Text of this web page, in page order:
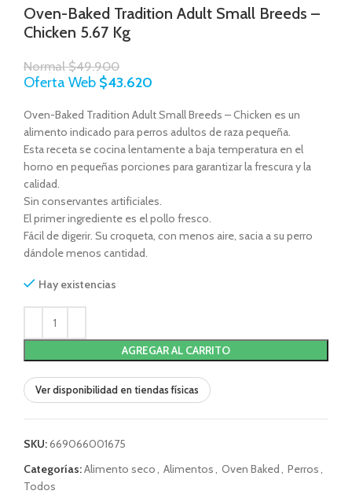
Oven-Baked Tradition Adult Small Breeds –
Chicken 5.67 Kg
Normal$49.900
Oferta Web $43.620
Oven-Baked Tradition Adult Small Breeds – Chicken es un
alimento indicado para perros adultos de raza pequeña.
Esta receta se cocina lentamente a baja temperatura en el
horno en pequeñas porciones para garantizar la frescura y la
calidad.
Sin conservantes artificiales.
El primer ingrediente es el pollo fresco.
Fácil de digerir. Su croqueta, con menos aire, sacia a su perro
dándole menos cantidad.
Hay existencias
AGREGAR AL CARRITO
Ver disponibilidad en tiendas físicas
SKU:669066001675
Categorías:Alimento seco, Alimentos, Oven Baked, Perros,
Todos